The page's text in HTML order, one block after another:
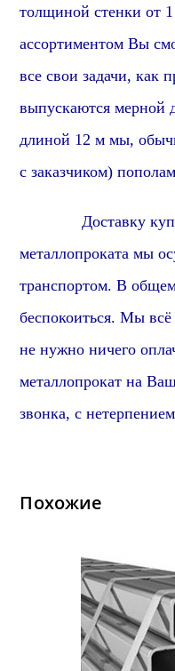
толщиной стенки от
ассортиментом Вы
все свои задачи,как
выпускаются
длиной 12 м мы,
с заказчиком)
Доставку
металлопроката мы
транспортом.В
беспокоиться. Мы
не нужно ничего
металлопрокат на
звонка, с
Похожие